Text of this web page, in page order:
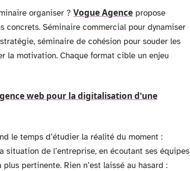
organiser ? Vogue Agence propose
Séminaire commercial pour dynamiser
séminaire de cohésion pour souder les
la motivation. Chaque format cible un enjeu
web pour la digitalisation d'une
le temps d’étudier la réalité du moment :
situation de l’entreprise, en écoutant ses équipes
pertinente. Rien n’est laissé au hasard :